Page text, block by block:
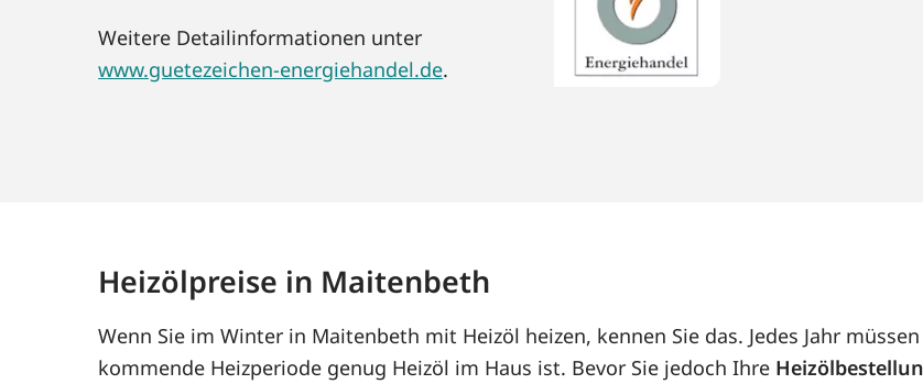
Weitere Detailinformationen unter
www.guetezeichen-energiehandel.de.
Heizölpreise in Maitenbeth
Wenn Sie im Winter in Maitenbeth mit Heizöl heizen, kennen Sie das. Jedes Jahr
kommende Heizperiode genug Heizöl im Haus ist. Bevor Sie jedoch Ihre